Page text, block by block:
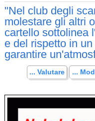
"Nel club degli
molestare gli altri
cartello sottolinea
e del rispetto in
garantire
... Valutare ...